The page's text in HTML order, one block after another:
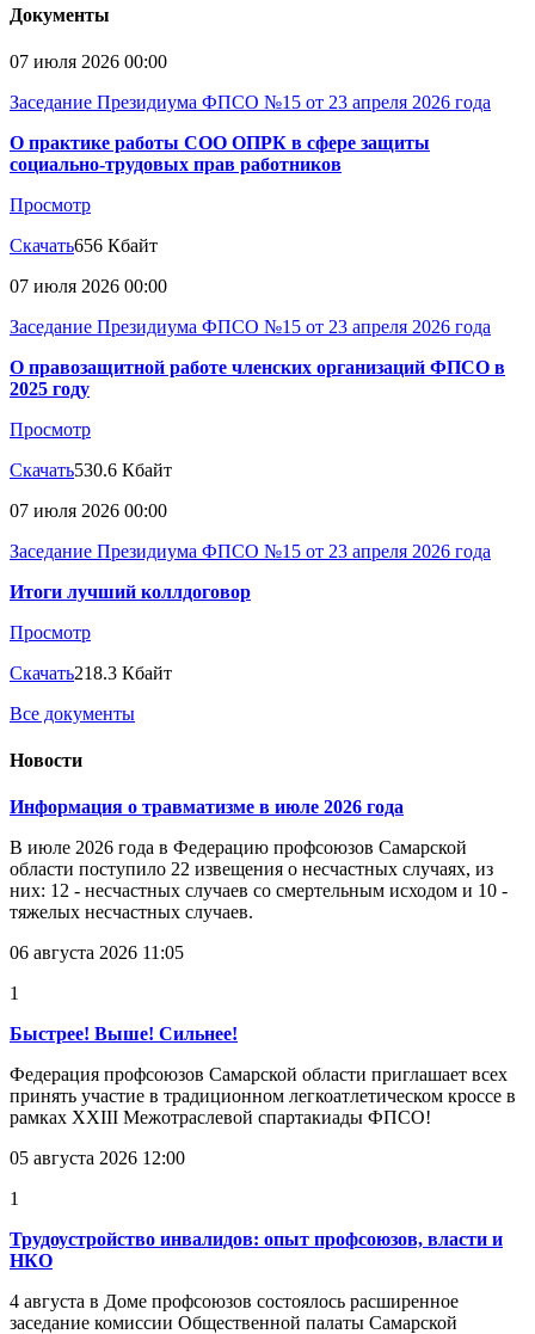
Документы
07 июля 2026 00:00
Заседание Президиума ФПСО №15 от 23 апреля 2026 года
О практике работы СОО ОПРК в сфере защиты
социально-трудовых прав работников
Просмотр
Скачать656 Кбайт
07 июля 2026 00:00
Заседание Президиума ФПСО №15 от 23 апреля 2026 года
О правозащитной работе членских организаций ФПСО в
2025 году
Просмотр
Скачать530.6 Кбайт
07 июля 2026 00:00
Заседание Президиума ФПСО №15 от 23 апреля 2026 года
Итоги лучший коллдоговор
Просмотр
Скачать218.3 Кбайт
Все документы
Новости
Информация о травматизме в июле 2026 года
В июле 2026 года в Федерацию профсоюзов Самарской
области поступило 22 извещения о несчастных случаях, из
них: 12 - несчастных случаев со смертельным исходом и 10 -
тяжелых несчастных случаев.
06 августа 2026 11:05
1
Быстрее! Выше! Сильнее!
Федерация профсоюзов Самарской области приглашает всех
принять участие в традиционном легкоатлетическом кроссе в
рамках XXIII Межотраслевой спартакиады ФПСО!
05 августа 2026 12:00
1
Трудоустройство инвалидов: опыт профсоюзов, власти и
НКО
4 августа в Доме профсоюзов состоялось расширенное
заседание комиссии Общественной палаты Самарской